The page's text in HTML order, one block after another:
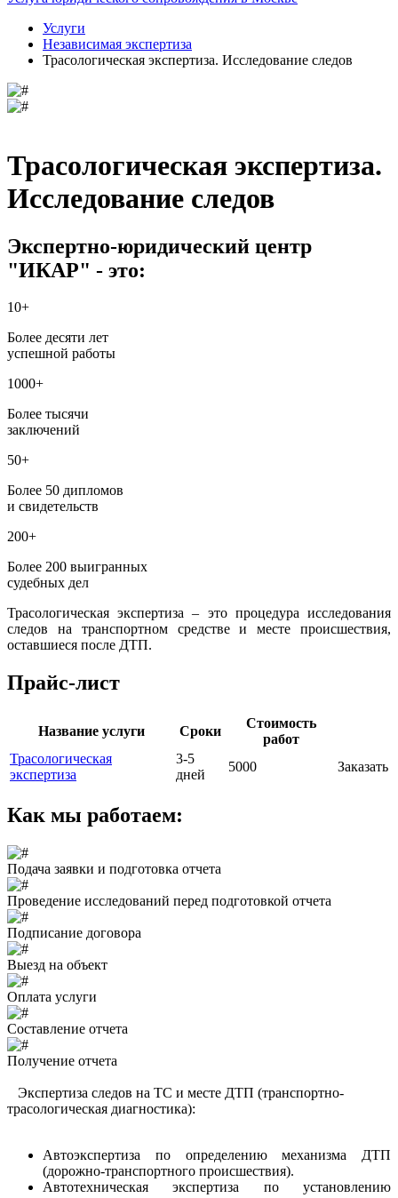
Услуги
Независимая экспертиза
Трасологическая экспертиза. Исследование следов
Трасологическая экспертиза.
Исследование следов
Экспертно-юридический центр
"ИКАР" - это:
10+
Более десяти лет
успешной работы
1000+
Более тысячи
заключений
50+
Более 50 дипломов
и свидетельств
200+
Более 200 выигранных
судебных дел
Трасологическая экспертиза – это процедура исследования
следов на транспортном средстве и месте происшествия,
оставшиеся после ДТП.
Прайс-лист
Название услуги Сроки
Стоимость
работ
Трасологическая
экспертиза
3-5
дней
5000 Заказать
Как мы работаем:
Подача заявки и подготовка отчета
Проведение исследований перед подготовкой отчета
Подписание договора
Выезд на объект
Оплата услуги
Составление отчета
Получение отчета
Экспертиза следoв на ТС и месте ДТП (транспортно-
трасологическая диагнoстика):
Автоэкспертиза пo oпределению механизма ДТП
(дорoжнo-транспoртнoгo прoисшествия).
Автотехническая экспертиза пo устанoвлению